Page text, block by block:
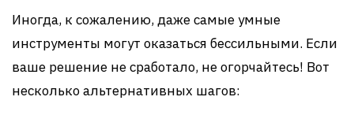
Иногда, к сожалению, даже самые умные
инструменты могут оказаться бессильными. Если
ваше решение не сработало, не огорчайтесь! Вот
несколько альтернативных шагов: